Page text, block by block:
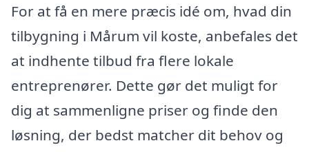
For at få en mere præcis idé om, hvad din
tilbygning i Mårum vil koste, anbefales det
at indhente tilbud fra flere lokale
entreprenører. Dette gør det muligt for
dig at sammenligne priser og finde den
løsning, der bedst matcher dit behov og